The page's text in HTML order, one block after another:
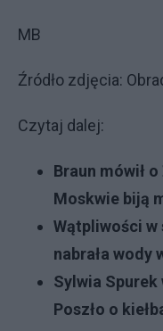
MB
Źródło zdjęcia:
Czytaj dalej:
Braun mówił
Moskwie biją
Wątpliwości w
nabrała wody
Sylwia Spurek
Poszło o